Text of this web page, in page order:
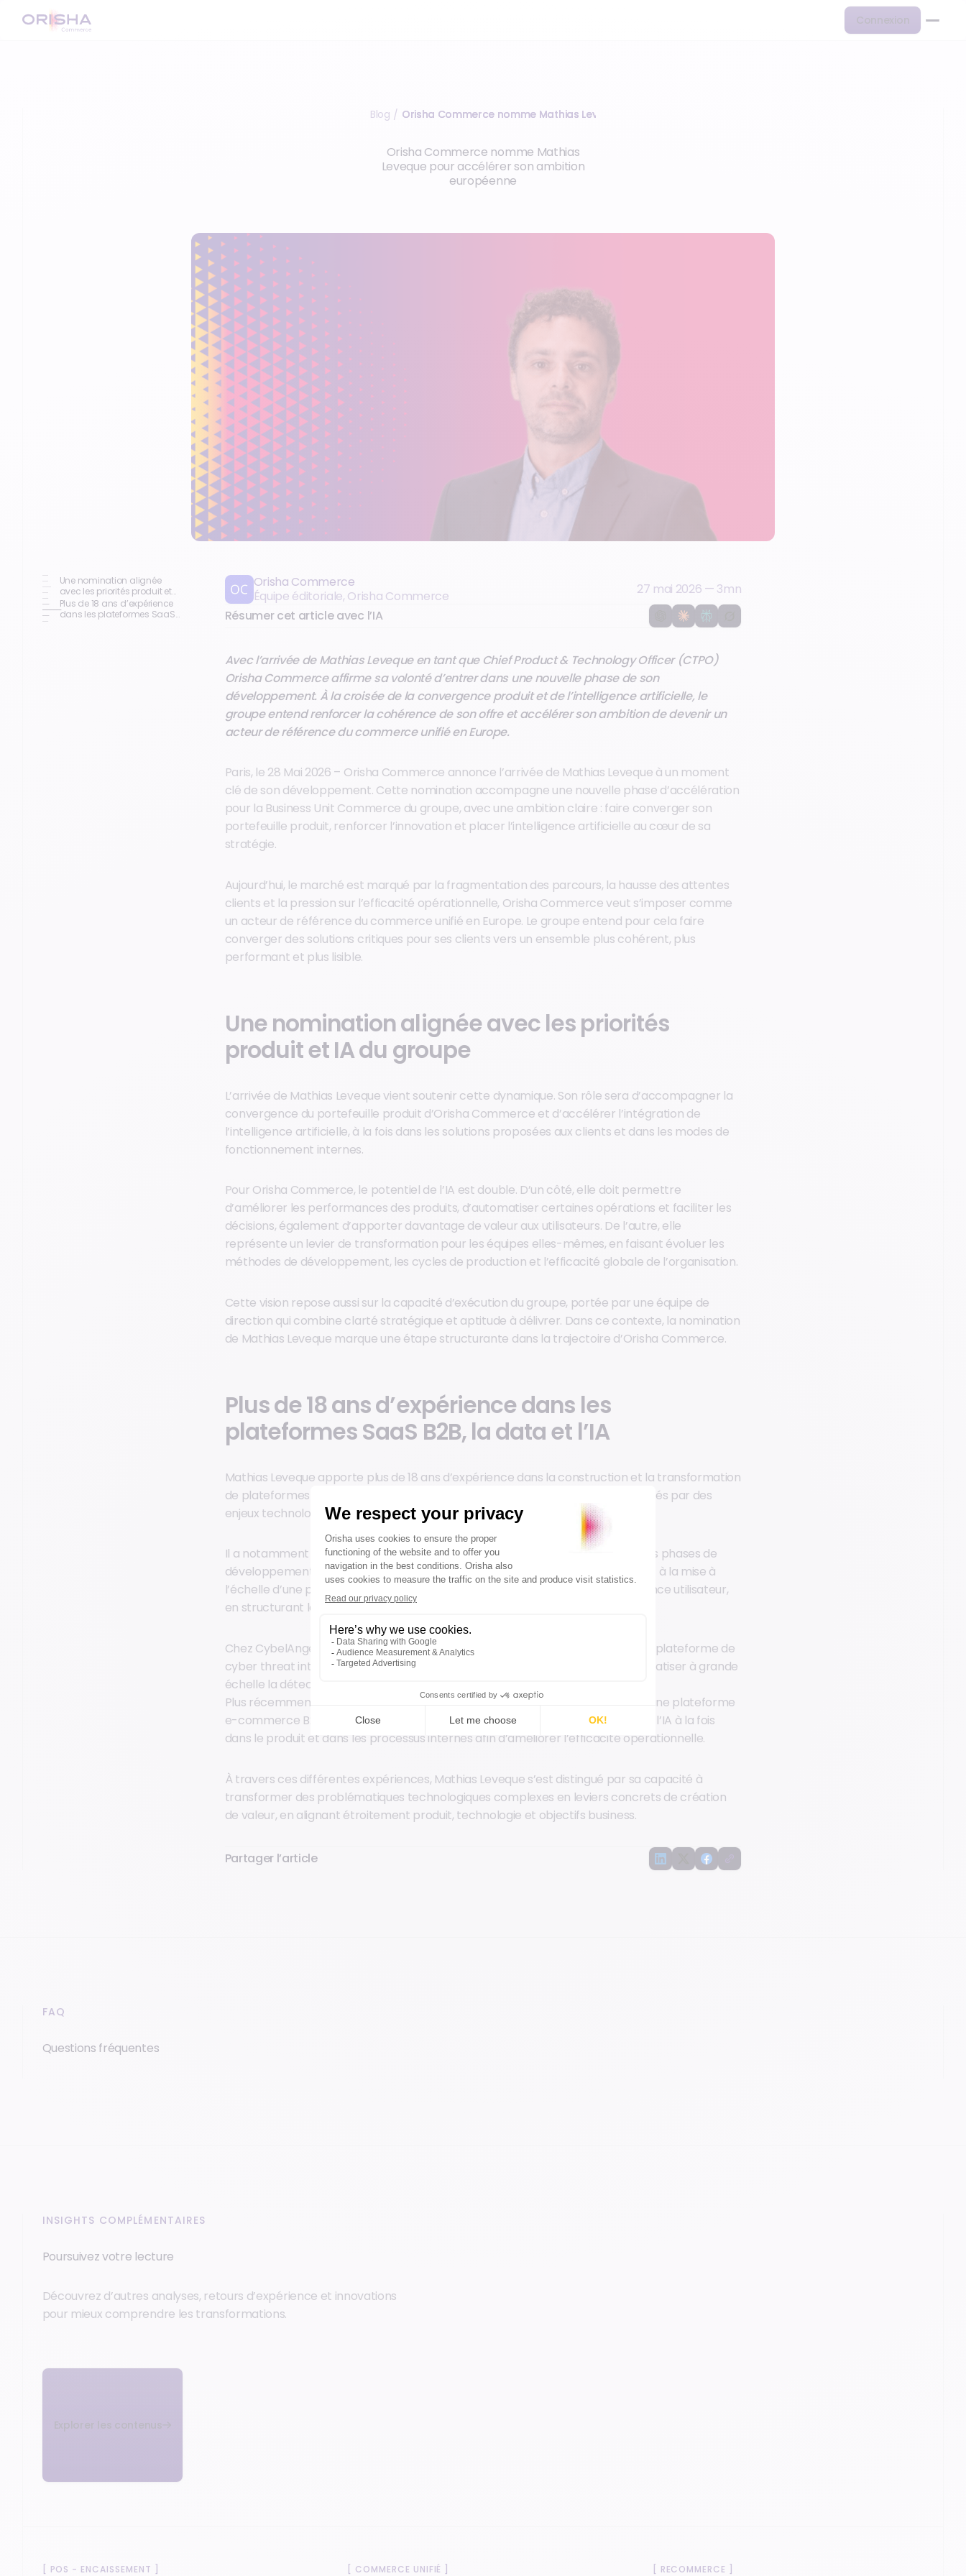
Connexion
Blog / Orisha Commerce nomme Mathias Leveque pour accélérer son…
Orisha Commerce nomme Mathias
Leveque pour accélérer son ambition
européenne
Une nomination alignée
avec les priorités produit et
IA du groupe
Plus de 18 ans d’expérience
dans les plateformes SaaS
Orisha Commerce
Équipe éditoriale, Orisha Commerce
27 mai 2026 — 3mn
Résumer cet article avec l’IA
Avec l’arrivée de Mathias Leveque en tant que Chief Product & Technology Officer (CTPO)
Orisha Commerce affirme sa volonté d’entrer dans une nouvelle phase de son
développement. À la croisée de la convergence produit et de l’intelligence artificielle, le
groupe entend renforcer la cohérence de son offre et accélérer son ambition de devenir un
acteur de référence du commerce unifié en Europe.
Paris, le 28 Mai 2026 – Orisha Commerce annonce l’arrivée de Mathias Leveque à un moment
clé de son développement. Cette nomination accompagne une nouvelle phase d’accélération
pour la Business Unit Commerce du groupe, avec une ambition claire : faire converger son
portefeuille produit, renforcer l’innovation et placer l’intelligence artificielle au cœur de sa
stratégie.
Aujourd’hui, le marché est marqué par la fragmentation des parcours, la hausse des attentes
clients et la pression sur l’efficacité opérationnelle, Orisha Commerce veut s’imposer comme
un acteur de référence du commerce unifié en Europe. Le groupe entend pour cela faire
converger des solutions critiques pour ses clients vers un ensemble plus cohérent, plus
performant et plus lisible.
Une nomination alignée avec les priorités
produit et IA du groupe
L’arrivée de Mathias Leveque vient soutenir cette dynamique. Son rôle sera d’accompagner la
convergence du portefeuille produit d’Orisha Commerce et d’accélérer l’intégration de
l’intelligence artificielle, à la fois dans les solutions proposées aux clients et dans les modes de
fonctionnement internes.
Pour Orisha Commerce, le potentiel de l’IA est double. D’un côté, elle doit permettre
d’améliorer les performances des produits, d’automatiser certaines opérations et faciliter les
décisions, également d’apporter davantage de valeur aux utilisateurs. De l’autre, elle
représente un levier de transformation pour les équipes elles-mêmes, en faisant évoluer les
méthodes de développement, les cycles de production et l’efficacité globale de l’organisation.
Cette vision repose aussi sur la capacité d’exécution du groupe, portée par une équipe de
direction qui combine clarté stratégique et aptitude à délivrer. Dans ce contexte, la nomination
de Mathias Leveque marque une étape structurante dans la trajectoire d’Orisha Commerce.
Plus de 18 ans d’expérience dans les
plateformes SaaS B2B, la data et l’IA
Mathias Leveque apporte plus de 18 ans d’expérience dans la construction et la transformation
de plateformes SaaS B2B, dans des environnements en forte croissance marqués par des
enjeux technologiques, data et IA de premier plan.
Il a notamment occupé le poste de CTO chez Contentsquare dès les premières phases de
développement de l’entreprise. Pendant sept ans, il a contribué à la création et à la mise à
l’échelle d’une plateforme devenue un leader mondial de l’analyse de l’expérience utilisateur,
en structurant les équipes et les architectures nécessaires à l’hypercroissance.
Chez CybelAngel, il a ensuite piloté l’alignement produit et technologique d’une plateforme de
cyber threat intelligence, en s’appuyant sur l’intelligence artificielle pour automatiser à grande
échelle la détection et la priorisation des menaces externes.
Plus récemment, en tant que CTO de DJUST, il a participé à l’industrialisation d’une plateforme
e-commerce B2B, en structurant les équipes et les pratiques, tout en intégrant l’IA à la fois
dans le produit et dans les processus internes afin d’améliorer l’efficacité opérationnelle.
À travers ces différentes expériences, Mathias Leveque s’est distingué par sa capacité à
transformer des problématiques technologiques complexes en leviers concrets de création
de valeur, en alignant étroitement produit, technologie et objectifs business.
Partager l’article
FAQ
Questions fréquentes
INSIGHTS COMPLÉMENTAIRES
Poursuivez votre lecture
Découvrez d’autres analyses, retours d’expérience et innovations
pour mieux comprendre les transformations.
Explorer les contenus
POS - ENCAISSEMENT COMMERCE UNIFIÉ RECOMMERCE